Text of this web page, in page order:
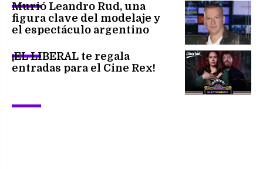
Murió Leandro Rud, una
figura clave del modelaje y
el espectáculo argentino
¡EL LIBERAL te regala
entradas para el Cine Rex!